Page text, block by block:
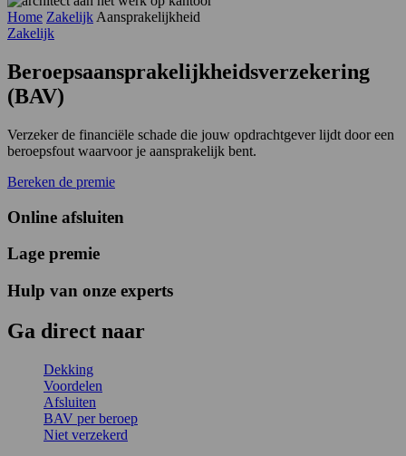
Home Zakelijk Aansprakelijkheid
Zakelijk
Beroepsaansprakelijkheids­verzekering
(BAV)
Verzeker de financiële schade die jouw opdrachtgever lijdt door een
beroepsfout waarvoor je aansprakelijk bent.
Bereken de premie
Online afsluiten
Lage premie
Hulp van onze experts
Ga direct naar
Dekking
Voordelen
Afsluiten
BAV per beroep
Niet verzekerd